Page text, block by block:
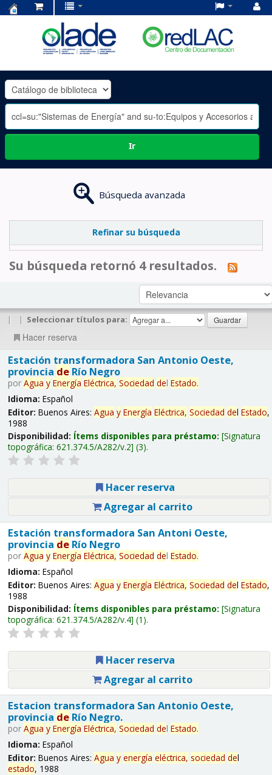
OLADE
-
Ir
Búsqueda avanzada
Refinar su búsqueda
Su búsqueda retornó 4 resultados.
| | Seleccionar títulos para:
Hacer reserva
Estación transformadora San Antonio Oeste,
provincia deRío Negro
por Agua y Energía Eléctrica, Sociedad del Estado.
Idioma: Español
Editor: Buenos Aires: Agua y Energía Eléctrica, Sociedad del Estado,
1988
Disponibilidad: Ítems disponibles para préstamo: Signatura
topográfica: 621.374.5/A282/v.2 (3).
Hacer reserva
Agregar al carrito
Estación transformadora San Antoni Oeste,
provincia deRío Negro
por Agua y Energía Eléctrica, Sociedad del Estado.
Idioma: Español
Editor: Buenos Aires: Agua y Energía Eléctrica, Sociedad del Estado,
1988
Disponibilidad: Ítems disponibles para préstamo: Signatura
topográfica: 621.374.5/A282/v.4 (1).
Hacer reserva
Agregar al carrito
Estacion transformadora San Antonio Oeste,
provincia deRío Negro.
por Agua y Energía Eléctrica, Sociedad del Estado.
Idioma: Español
Editor: Buenos Aires: Agua y energía eléctrica, sociedad del
estado, 1988